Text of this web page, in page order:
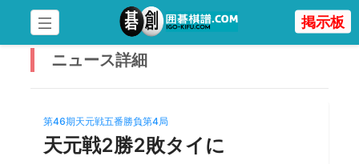
掲示板
ニュース詳細
第46期天元戦五番勝負第4局
天元戦2勝2敗タイに